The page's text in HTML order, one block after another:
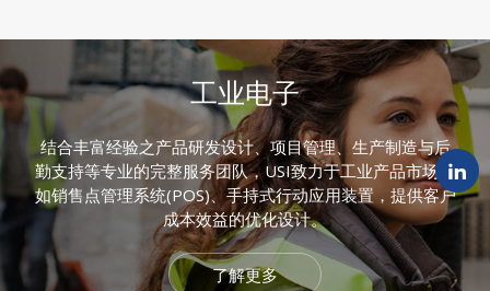
工业电子
结合丰富经验之产品研发设计、项目管理、生产制造与后
勤支持等专业的完整服务团队，USI致力于工业产品市场，
如销售点管理系统(POS)、手持式行动应用装置，提供客户
成本效益的优化设计。
了解更多